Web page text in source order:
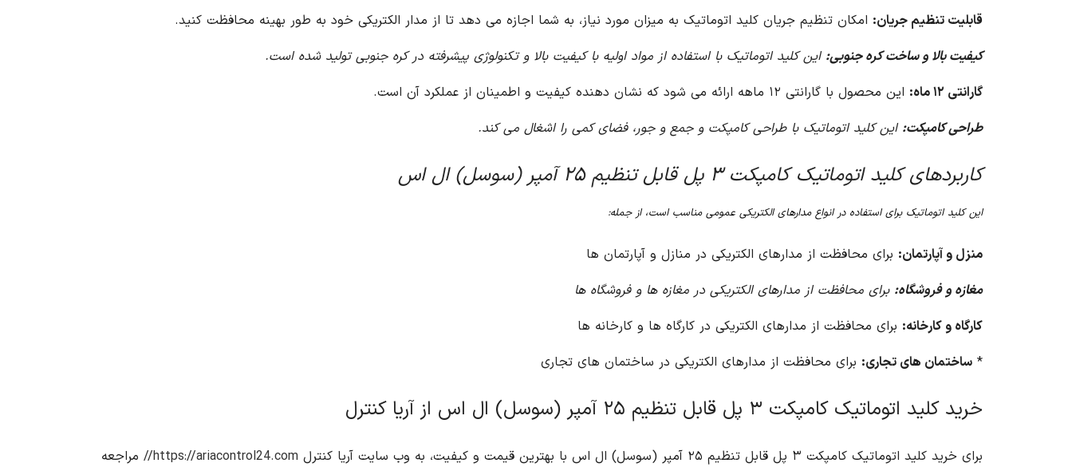
قابلیت تنظیم جریان: امکان تنظیم جریان کلید اتوماتیک به میزان مورد نیاز، به شما اجازه می دهد تا از مدار الکتریکی خود به طور بهینه محافظت کنید.
کیفیت بالا و ساخت کره جنوبی: این کلید اتوماتیک با استفاده از مواد اولیه با کیفیت بالا و تکنولوژی پیشرفته در کره جنوبی تولید شده است.
گارانتی ۱۲ ماه:
این محصول با گارانتی ۱۲ ماهه ارائه می شود که نشان دهنده کیفیت و اطمینان از عملکرد آن است.
طراحی کامپکت: این کلید اتوماتیک با طراحی کامپکت و جمع و جور، فضای کمی را اشغال می کند.
کاربردهای کلید اتوماتیک کامپکت ۳ پل قابل تنظیم ۲۵ آمپر (سوسل) ال اس
این کلید اتوماتیک برای استفاده در انواع مدارهای الکتریکی عمومی مناسب است، از جمله:
منزل و آپارتمان: برای محافظت از مدارهای الکتریکی در منازل و آپارتمان ها
مغازه و فروشگاه: برای محافظت از مدارهای الکتریکی در مغازه ها و فروشگاه ها
کارگاه و کارخانه: برای محافظت از مدارهای الکتریکی در کارگاه ها و کارخانه ها
* ساختمان های تجاری: برای محافظت از مدارهای الکتریکی در ساختمان های تجاری
خرید کلید اتوماتیک کامپکت ۳ پل قابل تنظیم ۲۵ آمپر (سوسل) ال اس از آریا کنترل
برای خرید کلید اتوماتیک کامپکت ۳ پل قابل تنظیم ۲۵ آمپر (سوسل) ال اس با بهترین قیمت و کیفیت، به وب سایت آریا کنترل https://ariacontrol24.com//
مراجعه